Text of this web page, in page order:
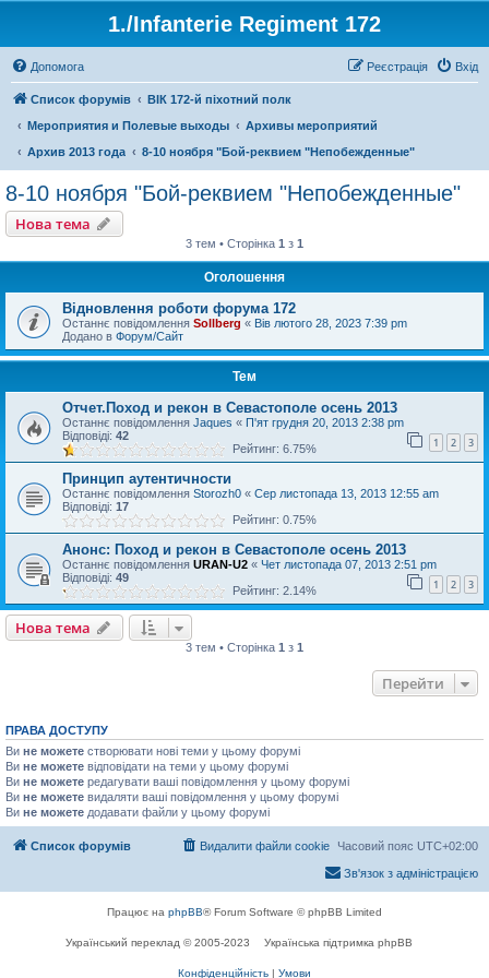
1./Infanterie Regiment 172
Допомога Вхід
Реєстрація
Список форумів
ВІК 172-й піхотний полк
Мероприятия и Полевые выходы
Архивы мероприятий
Архив 2013 года
8-10 ноября "Бой-реквием "Непобежденные"
8-10 ноября "Бой-реквием "Непобежденные"
Нова тема
3 тем • Сторінка 1 з 1
Оголошення
Відновлення роботи форума 172
Останнє повідомлення Sollberg « Вів лютого 28, 2023 7:39 pm
Додано в Форум/Сайт
Тем
Отчет.Поход и рекон в Севастополе осень 2013
Останнє повідомлення Jaques « П'ят грудня 20, 2013 2:38 pm
Відповіді: 42 1 2 3
Рейтинг: 6.75%
Принцип аутентичности
Останнє повідомлення Storozh0 « Сер листопада 13, 2013 12:55 am
Відповіді: 17
Рейтинг: 0.75%
Анонс: Поход и рекон в Севастополе осень 2013
Останнє повідомлення URAN-U2 « Чет листопада 07, 2013 2:51 pm
Відповіді: 49 1 2 3
Рейтинг: 2.14%
Нова тема
3 тем • Сторінка 1 з 1
Перейти
ПРАВА ДОСТУПУ
Ви не можете створювати нові теми у цьому форумі
Ви не можете відповідати на теми у цьому форумі
Ви не можете редагувати ваші повідомлення у цьому форумі
Ви не можете видаляти ваші повідомлення у цьому форумі
Ви не можете додавати файли у цьому форумі
Список форумів Часовий пояс UTC+02:00
Видалити файли cookie
Зв'язок з адміністрацією
Працює на phpBB® Forum Software © phpBB Limited
Український переклад © 2005-2023 Українська підтримка phpBB
Конфіденційність | Умови